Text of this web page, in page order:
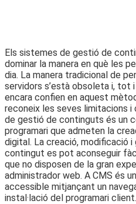
Els sistemes de gestió de
dominar la manera en què les
dia. La manera tradicional de
servidors s’està obsoleta i, tot
encara confien en aquest
reconeix les seves limitacions i
de gestió de continguts és un
programari que admeten la
digital. La creació, modificació
contingut es pot aconseguir
que no disposen de la gran
administrador web. A CMS és
accessible mitjançant un
instal·lació del programari client.